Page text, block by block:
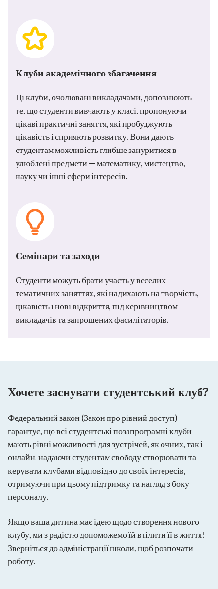
Клуби академічного збагачення
Ці клуби, очолювані викладачами, доповнюють
те, що студенти вивчають у класі, пропонуючи
цікаві практичні заняття, які пробуджують
цікавість і сприяють розвитку. Вони дають
студентам можливість глибше зануритися в
улюблені предмети — математику, мистецтво,
науку чи інші сфери інтересів.
Семінари та заходи
Студенти можуть брати участь у веселих
тематичних заняттях, які надихають на творчість,
цікавість і нові відкриття, під керівництвом
викладачів та запрошених фасилітаторів.
Хочете заснувати студентський клуб?
Федеральний закон (Закон про рівний доступ)
гарантує, що всі студентські позапрограмні клуби
мають рівні можливості для зустрічей, як очних, так і
онлайн, надаючи студентам свободу створювати та
керувати клубами відповідно до своїх інтересів,
отримуючи при цьому підтримку та нагляд з боку
персоналу.
Якщо ваша дитина має ідею щодо створення нового
клубу, ми з радістю допоможемо їй втілити її в життя!
Зверніться до адміністрації школи, щоб розпочати
роботу.